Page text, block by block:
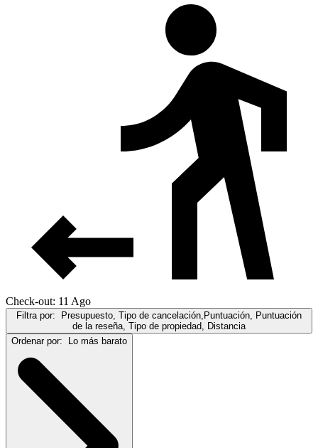
Check-out: 11 Ago
Filtra por:
Presupuesto, Tipo de cancelación,Puntuación, Puntuación
de la reseña, Tipo de propiedad, Distancia
Ordenar por:
Lo más barato